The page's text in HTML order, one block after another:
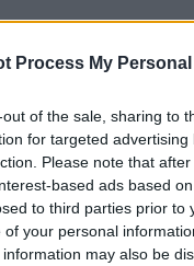
Process My
of the sale, sharing to
for targeted
Please note that
based ads based
to third parties prior
your personal
may also be